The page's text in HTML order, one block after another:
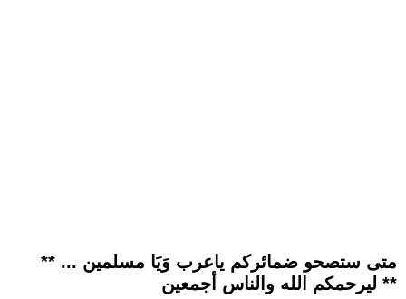
** متى ستصحو ضمائركم ياعرب وَيَا مسلمين ...
ليرحمكم الله والناس أجمعين **